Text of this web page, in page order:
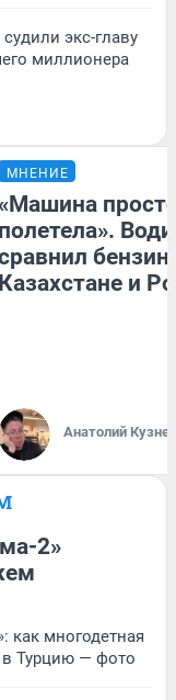
экс-главу
миллионера
МНЕНИЕ
«Машина
полетела».
бензин
Казахстане и
Анатолий
2»
как многодетная
в Турцию — фото